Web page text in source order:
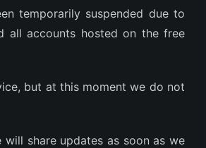
temporarily suspended due to
all accounts hosted on the free
but at this moment we do not
share updates as soon as we